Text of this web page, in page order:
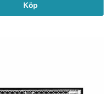
Köp